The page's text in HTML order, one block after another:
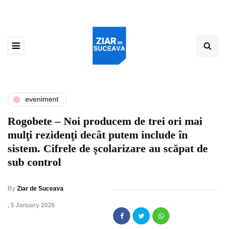
eveniment
Rogobete – Noi producem de trei ori mai
mulţi rezidenţi decât putem include în
sistem. Cifrele de şcolarizare au scăpat de
sub control
By Ziar de Suceava
, 5 January 2026